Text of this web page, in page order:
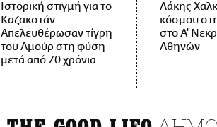
Ιστορική στιγμή για το
Καζακστάν:
Απελευθέρωσαν τίγρη
του Αμούρ στη φύση
μετά από 70 χρόνια
Λάκης
κόσμου
στο Α'
Αθηνών